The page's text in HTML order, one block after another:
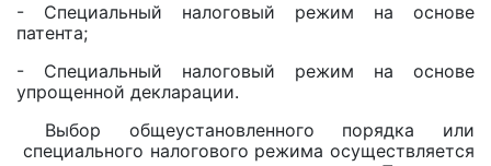
- Специальный налоговый режим на основе
патента;
- Специальный налоговый режим на основе
упрощенной декларации.
Выбор общеустановленного порядка или
специального налогового режима осуществляется